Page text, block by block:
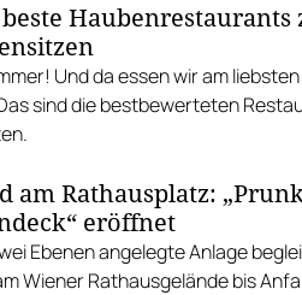
Haubenrestaurants
Und da essen wir am
sind die bestbewerteten
am Rathausplatz:
eröffnet
Ebenen angelegte Anlage
Wiener Rathausgelände bis